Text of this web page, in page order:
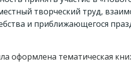
творческий труд,
и приближающегося
оформлена тематическая